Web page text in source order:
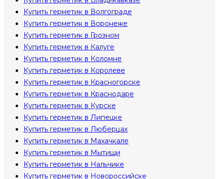
Купить герметик в Волгограде
Купить герметик в Воронеже
Купить герметик в Грозном
Купить герметик в Калуге
Купить герметик в Коломне
Купить герметик в Королеве
Купить герметик в Красногорске
Купить герметик в Краснодаре
Купить герметик в Курске
Купить герметик в Липецке
Купить герметик в Люберцах
Купить герметик в Махачкале
Купить герметик в Мытищи
Купить герметик в Нальчике
Купить герметик в Новороссийске